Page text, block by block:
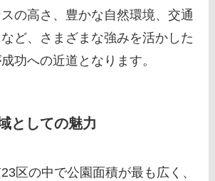
の高さ、豊かな自然環境、交通
ど、さまざまな強みを活かした
功への近道となります。
としての魅力
区の中で公園面積が最も広く、